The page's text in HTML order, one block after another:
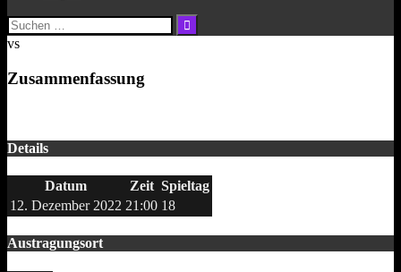
Suchen
nach:
vs
Zusammenfassung
Details
Datum Zeit Spieltag
12. Dezember 2022 21:00 18
Austragungsort